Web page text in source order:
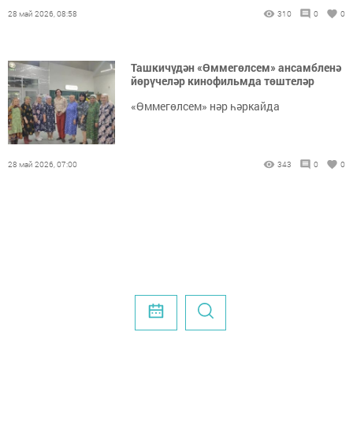
28 май 2026, 08:58 310 0 0
Ташкичүдән «Өммегөлсем» ансамбленә
йөрүчеләр кинофильмда төштеләр
«Өммегөлсем» нәр һәркайда
28 май 2026, 07:00 343 0 0